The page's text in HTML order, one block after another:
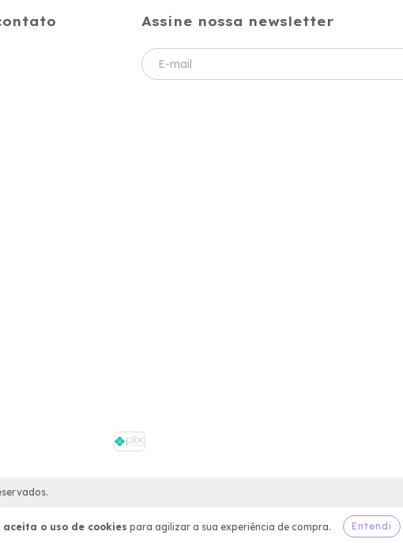
aceita o uso de cookies para agilizar a sua experiência de compra. Entendi
Assine nossa newsletter